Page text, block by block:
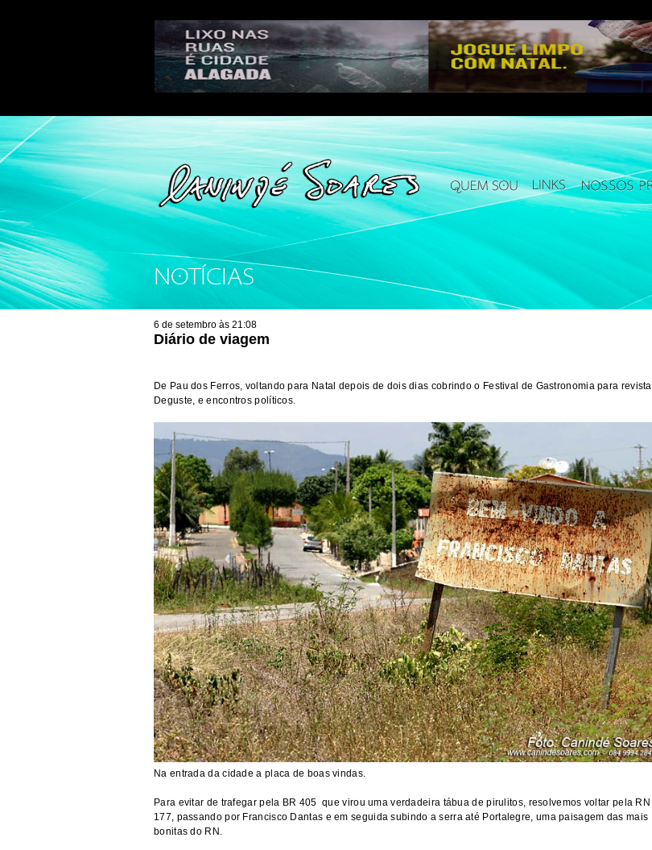
NOTÍCIAS
6 de setembro às 21:08
Diário de viagem
De Pau dos Ferros, voltando para Natal depois de dois dias cobrindo o Festival de Gastronomia para revista
Deguste, e encontros políticos.
Na entrada da cidade a placa de boas vindas.
Para evitar de trafegar pela BR 405 que virou uma verdadeira tábua de pirulitos, resolvemos voltar pela RN
177, passando por Francisco Dantas e em seguida subindo a serra até Portalegre, uma paisagem das mais
bonitas do RN.